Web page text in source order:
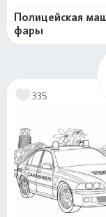
Полицейская
фары
335